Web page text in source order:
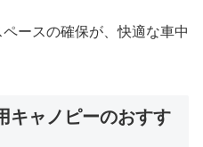
ースの確保が、快適な車中
キャノピーのおすす